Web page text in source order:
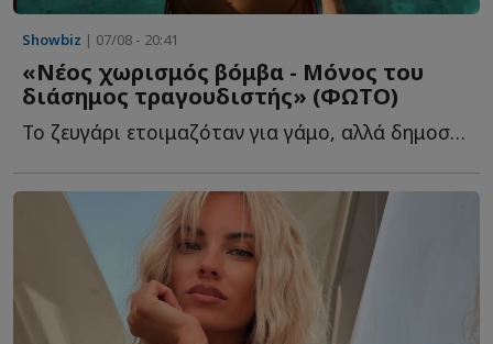
Showbiz | 07/08 - 20:41
«Νέος χωρισμός βόμβα - Μόνος του
διάσημος τραγουδιστής» (ΦΩΤΟ)
Το ζευγάρι ετοιμαζόταν για γάμο, αλλά δημοσίευμα τους θ...